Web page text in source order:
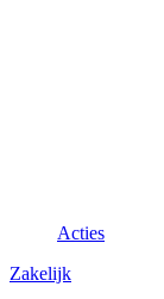
Acties
Zakelijk